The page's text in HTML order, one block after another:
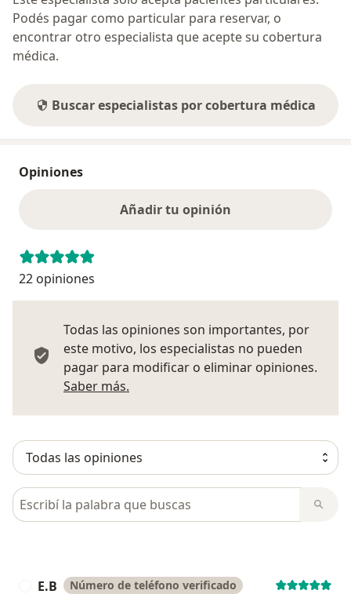
Podés pagar como particular para reservar, o
encontrar otro especialista que acepte su cobertura
médica.
Buscar especialistas por cobertura médica
Opiniones
Añadir tu opinión
22 opiniones
Todas las opiniones son importantes, por
este motivo, los especialistas no pueden
pagar para modificar o eliminar opiniones.
Saber más.
Busca en opiniones
E.B Número de teléfono verificado